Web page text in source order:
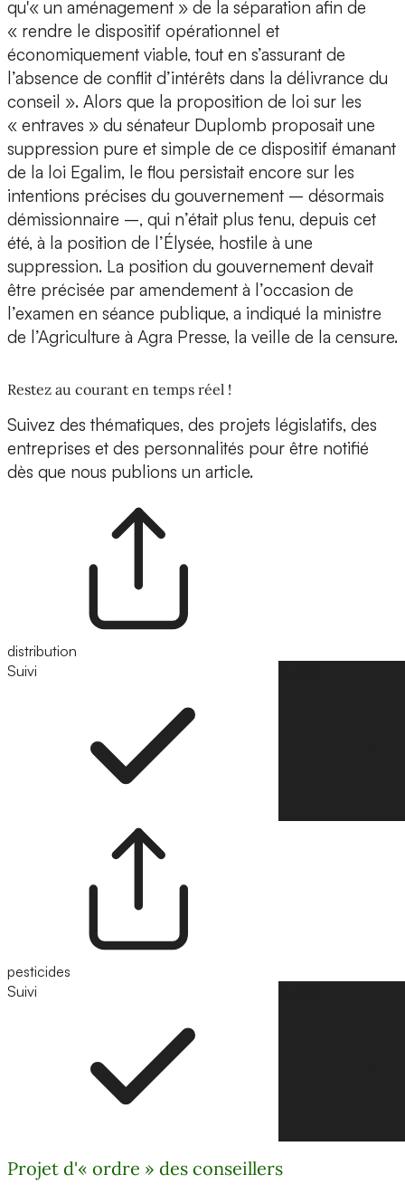
qu'« un aménagement » de la séparation afin de
« rendre le dispositif opérationnel et
économiquement viable, tout en s’assurant de
l’absence de conflit d’intérêts dans la délivrance du
conseil ». Alors que la proposition de loi sur les
« entraves » du sénateur Duplomb proposait une
suppression pure et simple de ce dispositif émanant
de la loi Egalim, le flou persistait encore sur les
intentions précises du gouvernement – désormais
démissionnaire –, qui n’était plus tenu, depuis cet
été, à la position de l’Élysée, hostile à une
suppression. La position du gouvernement devait
être précisée par amendement à l’occasion de
l’examen en séance publique, a indiqué la ministre
de l’Agriculture à Agra Presse, la veille de la censure.
Restez au courant en temps réel !
Suivez des thématiques, des projets législatifs, des
entreprises et des personnalités pour être notifié
dès que nous publions un article.
distribution
Suivi
pesticides
Suivi
Projet d'« ordre » des conseillers